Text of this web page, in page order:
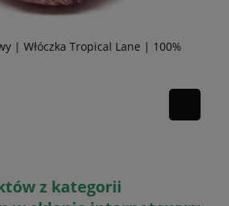
| Włóczka Tropical Lane | 100%
z kategorii